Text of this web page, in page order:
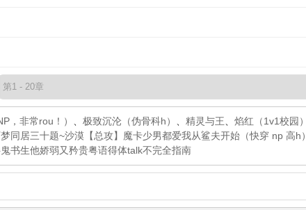
，非常rou！） 极致沉沦（伪骨科h） 精灵与王 焰红（1v1校园）
同居三十题~沙漠 【总攻】魔卡少男都爱我从鲨夫开始（快穿 np 高h）
书生他娇弱又矜贵粤语得体talk不完全指南